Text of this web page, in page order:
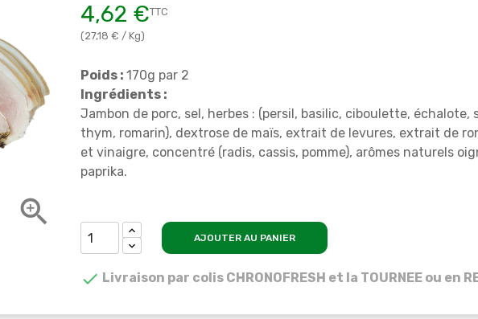

4,62 €
(27,18 € / Kg)
TTC
Poids : 170g par 2
Ingrédients :
Jambon de porc, sel, herbes : (persil, basilic, ciboulette, échalote,
thym, romarin), dextrose de maïs, extrait de levures, extrait de
et vinaigre, concentré (radis, cassis, pomme), arômes naturels
paprika.
AJOUTER AU PANIER
 Livraison par colis CHRONOFRESH et la TOURNEE ou en